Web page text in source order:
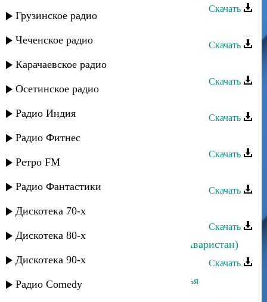
Грузинское радио
Чеченское радио
Карачаевское радио
Осетинское радио
Радио Индия
Радио Фитнес
Ретро FM
Радио Фантастики
Дискотека 70-х
Дискотека 80-х
Дискотека 90-х
Радио Comedy
Скачать
Скачать
Сабина Абдулаева - Думаю о тебе
Скачать
Скачать
Патимат Абдулаева - Родник
Скачать
Патимат Абдулаева - Твои слова
Скачать
Кавказ группа - Индира
Скачать
Шумайсат Абдулаева - Дагестан (Аваристан)
Скачать
Эльнара Мурадова - Уву адру дюнья
ккундариз